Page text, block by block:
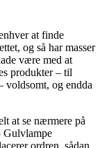
at finde
og så har masser
være med at
produkter – til
voldsomt, og endda
at se nærmere på
Gulvlampe
ordren, sådan